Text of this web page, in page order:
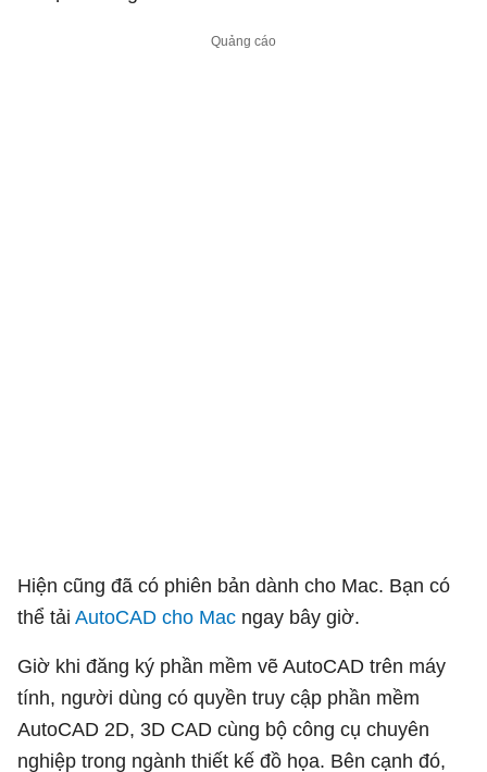
Hiện cũng đã có phiên bản dành cho Mac. Bạn có
thể tải AutoCAD cho Mac ngay bây giờ.
Giờ khi đăng ký phần mềm vẽ AutoCAD trên máy
tính, người dùng có quyền truy cập phần mềm
AutoCAD 2D, 3D CAD cùng bộ công cụ chuyên
nghiệp trong ngành thiết kế đồ họa. Bên cạnh đó,